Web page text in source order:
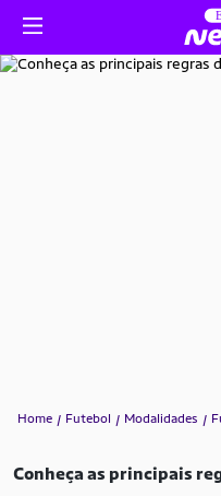
Conheça as principais
Home Futebol Modalidades